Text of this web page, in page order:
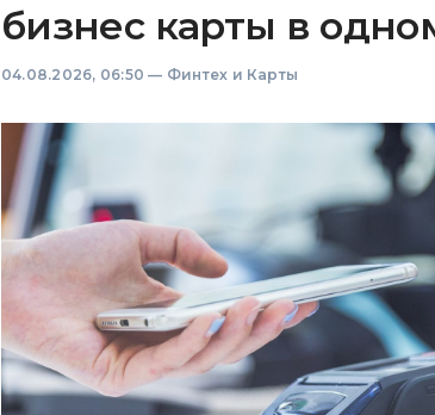
бизнес карты в
04.08.2026, 06:50 — Финтех и Карты